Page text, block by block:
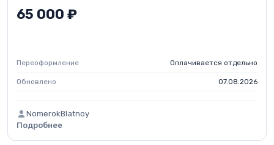
65 000 ₽
Переоформление Оплачивается отдельно
Обновлено 07.08.2026
NomerokBlatnoy
Подробнее